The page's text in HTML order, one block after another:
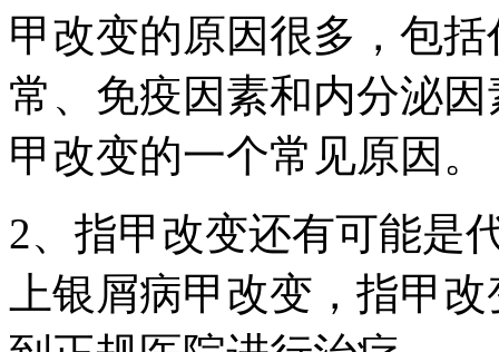
甲改变的原因很多，包
常、免疫因素和内分泌
甲改变的一个常见原因。
2、指甲改变还有可能是
上银屑病甲改变，指甲